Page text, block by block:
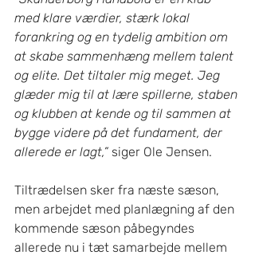
med klare værdier, stærk lokal
forankring og en tydelig ambition om
at skabe sammenhæng mellem talent
og elite. Det tiltaler mig meget. Jeg
glæder mig til at lære spillerne, staben
og klubben at kende og til sammen at
bygge videre på det fundament, der
allerede er lagt,” siger Ole Jensen.
Tiltrædelsen sker fra næste sæson,
men arbejdet med planlægning af den
kommende sæson påbegyndes
allerede nu i tæt samarbejde mellem